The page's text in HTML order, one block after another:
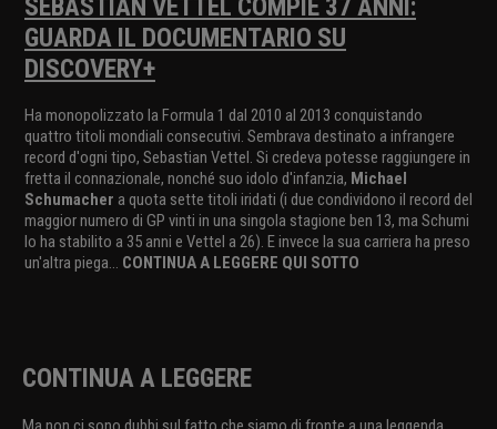
SEBASTIAN VETTEL COMPIE 37 ANNI:
GUARDA IL DOCUMENTARIO SU
DISCOVERY+
Ha monopolizzato la Formula 1 dal 2010 al 2013 conquistando
quattro titoli mondiali consecutivi. Sembrava destinato a infrangere
record d'ogni tipo, Sebastian Vettel. Si credeva potesse raggiungere in
fretta il connazionale, nonché suo idolo d'infanzia, Michael
Schumacher a quota sette titoli iridati (i due condividono il record del
maggior numero di GP vinti in una singola stagione ben 13, ma Schumi
lo ha stabilito a 35 anni e Vettel a 26). E invece la sua carriera ha preso
un'altra piega... CONTINUA A LEGGERE QUI SOTTO
CONTINUA A LEGGERE